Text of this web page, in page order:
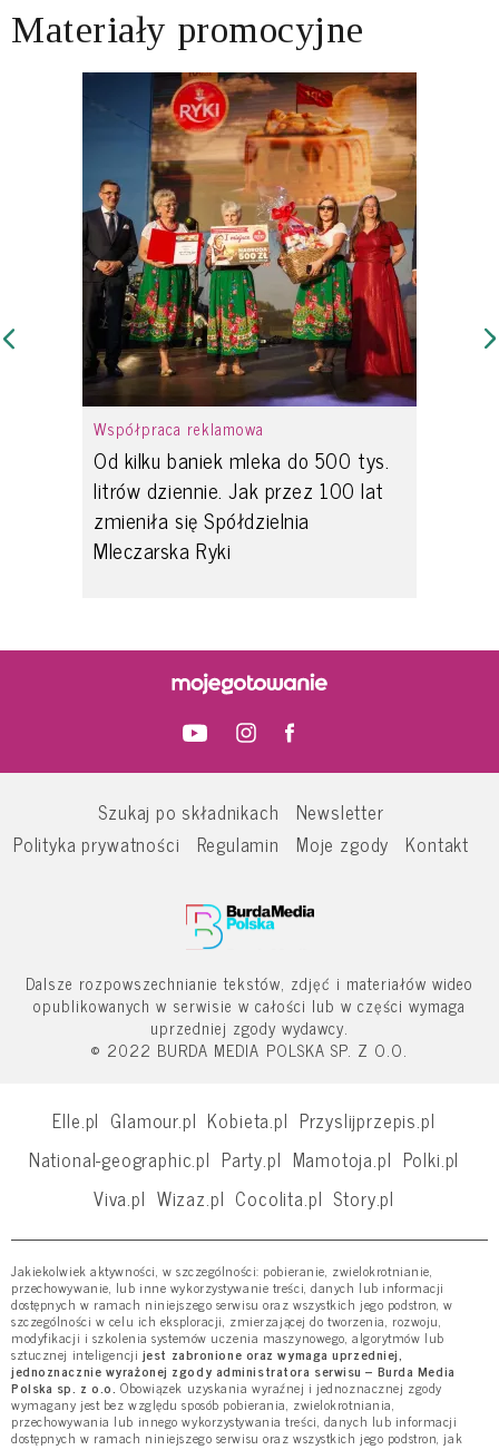
Materiały promocyjne
Współpraca reklamowa
Od kilku baniek mleka do 500 tys.
litrów dziennie. Jak przez 100 lat
zmieniła się Spółdzielnia
Mleczarska Ryki
Szukaj po składnikach
Newsletter
Polityka prywatności
Regulamin Moje zgody Kontakt
Dalsze rozpowszechnianie tekstów, zdjęć i materiałów wideo
opublikowanych w serwisie w całości lub w części wymaga
uprzedniej zgody wydawcy.
© 2022 BURDA MEDIA POLSKA SP. Z O.O.
Elle.pl Glamour.pl Kobieta.pl Przyslijprzepis.pl
National-geographic.pl Party.pl Mamotoja.pl Polki.pl
Viva.pl Wizaz.pl Cocolita.pl Story.pl
Jakiekolwiek aktywności, w szczególności: pobieranie, zwielokrotnianie,
przechowywanie, lub inne wykorzystywanie treści, danych lub informacji
dostępnych w ramach niniejszego serwisu oraz wszystkich jego podstron, w
szczególności w celu ich eksploracji, zmierzającej do tworzenia, rozwoju,
modyfikacji i szkolenia systemów uczenia maszynowego, algorytmów lub
sztucznej inteligencji jest zabronione oraz wymaga uprzedniej,
jednoznacznie wyrażonej zgody administratora serwisu – Burda Media
Polska sp. z o.o. Obowiązek uzyskania wyraźnej i jednoznacznej zgody
wymagany jest bez względu sposób pobierania, zwielokrotniania,
przechowywania lub innego wykorzystywania treści, danych lub informacji
dostępnych w ramach niniejszego serwisu oraz wszystkich jego podstron, jak